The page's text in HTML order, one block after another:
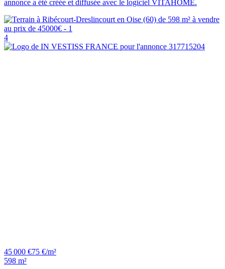
annonce a été créée et diffusée avec le logiciel VITAHOME.
4
45 000 €75 €/m²
598 m²